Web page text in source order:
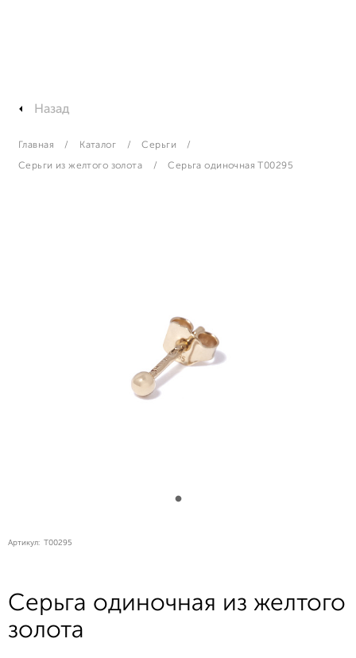
Назад
Главная Каталог Серьги
Серьги из желтого золота Серьга одиночная T00295
Артикул: T00295
Серьга одиночная из желтого
золота